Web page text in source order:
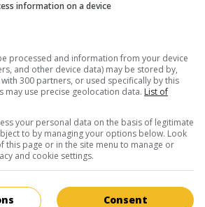
sur mes écrans
policièrede Émile Gaudreault avec Richard
. Afin de convaincre un avocat de
deux policiers, père et fils à
thérapie filiale.
sur mes écrans
information on a device
processed and information from your device
and other device data) may be stored by,
300 partners, or used specifically by this
may use precise geolocation data. List of
your personal data on the basis of legitimate
to by managing your options below. Look
this page or in the site menu to manage or
and cookie settings.
Consent